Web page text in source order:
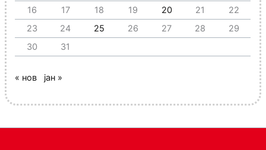
16
17 18 19 20 21
22
23
24 25 26 27 28
29
30
31
« нов јан »